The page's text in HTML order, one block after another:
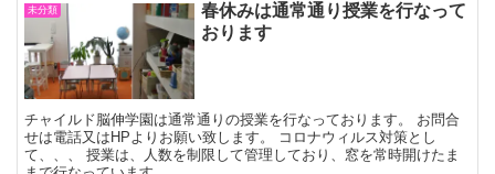
未分類
春休みは通常通り授業を行なって
おります
チャイルド脳伸学園は通常通りの授業を行なっております。 お問合
せは電話又はHPよりお願い致します。 コロナウィルス対策とし
て、、、 授業は、人数を制限して管理しており、窓を常時開けたま